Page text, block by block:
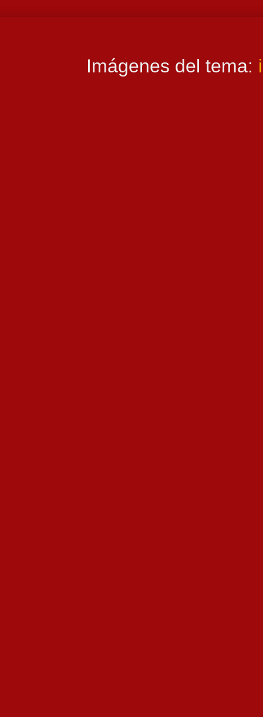
Imágenes del tema: